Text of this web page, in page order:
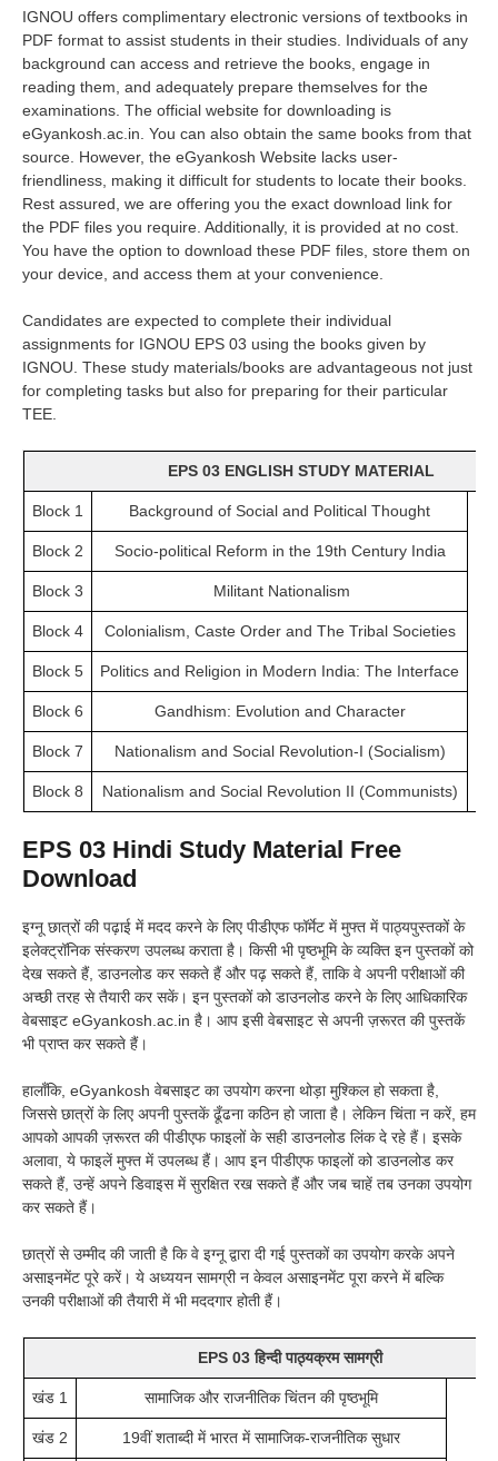
IGNOU offers complimentary electronic versions of textbooks in
PDF format to assist students in their studies. Individuals of any
background can access and retrieve the books, engage in
reading them, and adequately prepare themselves for the
examinations. The official website for downloading is
eGyankosh.ac.in. You can also obtain the same books from that
source. However, the eGyankosh Website lacks user-
friendliness, making it difficult for students to locate their books.
Rest assured, we are offering you the exact download link for
the PDF files you require. Additionally, it is provided at no cost.
You have the option to download these PDF files, store them on
your device, and access them at your convenience.
Candidates are expected to complete their individual
assignments for IGNOU EPS 03 using the books given by
IGNOU. These study materials/books are advantageous not just
for completing tasks but also for preparing for their particular
TEE.
EPS 03ENGLISH STUDY MATERIAL
Block 1 Background of Social and Political Thought
Block 2 Socio-political Reform in the 19th Century India
Block 3 Militant Nationalism
Block 4 Colonialism, Caste Order and The Tribal Societies
Block 5 Politics and Religion in Modern India: The Interface
Block 6 Gandhism: Evolution and Character
Block 7 Nationalism and Social Revolution-I (Socialism)
Block 8 Nationalism and Social Revolution II (Communists)
EPS 03 Hindi Study Material Free
Download
इग्नू छात्रों की पढ़ाई में मदद करने के लिए पीडीएफ फॉर्मेट में मुफ्त में पाठ्यपुस्तकों के
इलेक्ट्रॉनिक संस्करण उपलब्ध कराता है। किसी भी पृष्ठभूमि के व्यक्ति इन पुस्तकों को
देख सकते हैं, डाउनलोड कर सकते हैं और पढ़ सकते हैं, ताकि वे अपनी परीक्षाओं की
अच्छी तरह से तैयारी कर सकें। इन पुस्तकों को डाउनलोड करने के लिए आधिकारिक
वेबसाइट eGyankosh.ac.in है। आप इसी वेबसाइट से अपनी ज़रूरत की पुस्तकें
भी प्राप्त कर सकते हैं।
हालाँकि, eGyankosh वेबसाइट का उपयोग करना थोड़ा मुश्किल हो सकता है,
जिससे छात्रों के लिए अपनी पुस्तकें ढूँढना कठिन हो जाता है। लेकिन चिंता न करें, हम
आपको आपकी ज़रूरत की पीडीएफ फाइलों के सही डाउनलोड लिंक दे रहे हैं। इसके
अलावा, ये फाइलें मुफ्त में उपलब्ध हैं। आप इन पीडीएफ फाइलों को डाउनलोड कर
सकते हैं, उन्हें अपने डिवाइस में सुरक्षित रख सकते हैं और जब चाहें तब उनका उपयोग
कर सकते हैं।
छात्रों से उम्मीद की जाती है कि वे इग्नू द्वारा दी गई पुस्तकों का उपयोग करके अपने
असाइनमेंट पूरे करें। ये अध्ययन सामग्री न केवल असाइनमेंट पूरा करने में बल्कि
उनकी परीक्षाओं की तैयारी में भी मददगार होती हैं।
EPS 03हिन्दी पाठ्यक्रम सामग्री
खंड 1 सामाजिक और राजनीतिक चिंतन की पृष्ठभूमि
खंड 2 19वीं शताब्दी में भारत में सामाजिक-राजनीतिक सुधार